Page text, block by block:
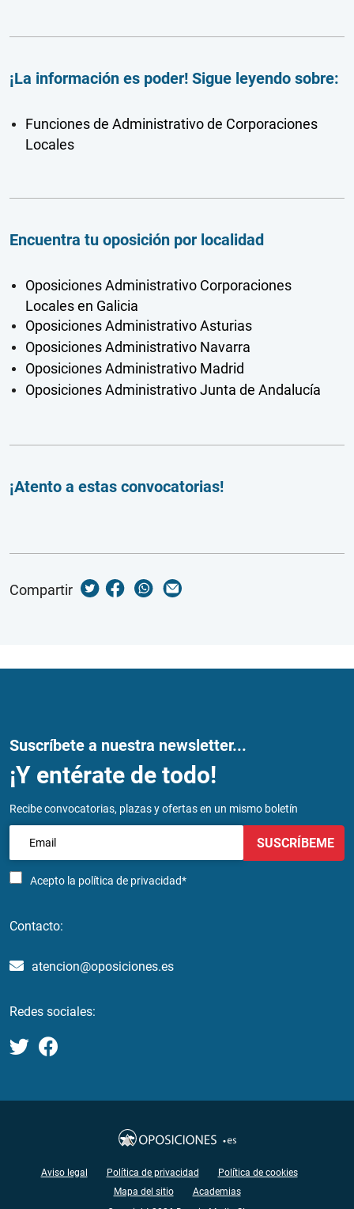
¡La información es poder! Sigue leyendo sobre:
Funciones de Administrativo de Corporaciones
Locales
Encuentra tu oposición por localidad
Oposiciones Administrativo Corporaciones
Locales en Galicia
Oposiciones Administrativo Asturias
Oposiciones Administrativo Navarra
Oposiciones Administrativo Madrid
Oposiciones Administrativo Junta de Andalucía
¡Atento a estas convocatorias!
Compartir
Suscríbete a nuestra newsletter...
¡Y entérate de todo!
Recibe convocatorias, plazas y ofertas en un mismo boletín
Acepto la política de privacidad*
SUSCRÍBEME
Contacto:
atencion@oposiciones.es
Redes sociales:
Aviso legal Política de privacidad
Política de cookies
Mapa del sitio
Academias